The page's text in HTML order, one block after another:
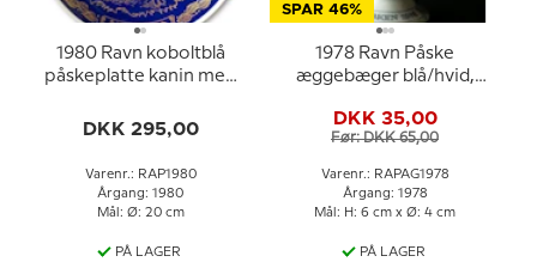
1980 Ravn koboltblå
påskeplatte kanin med
DKK 295,00
Varenr.: RAP1980
Årgang: 1980
Mål: Ø: 20 cm
PÅ LAGER
SPAR 46%
1978 Ravn Påske
æggebæger blå/hvid,
DKK 35,00
Før: DKK 65,00
Varenr.: RAPAG1978
Årgang: 1978
Mål: H: 6 cm x Ø: 4 cm
PÅ LAGER